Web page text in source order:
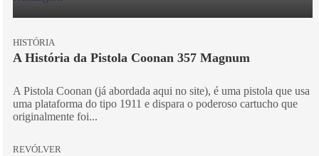
HISTÓRIA
A História da Pistola Coonan 357 Magnum
A Pistola Coonan (já abordada aqui no site), é uma pistola que usa
uma plataforma do tipo 1911 e dispara o poderoso cartucho que
originalmente foi...
REVÓLVER